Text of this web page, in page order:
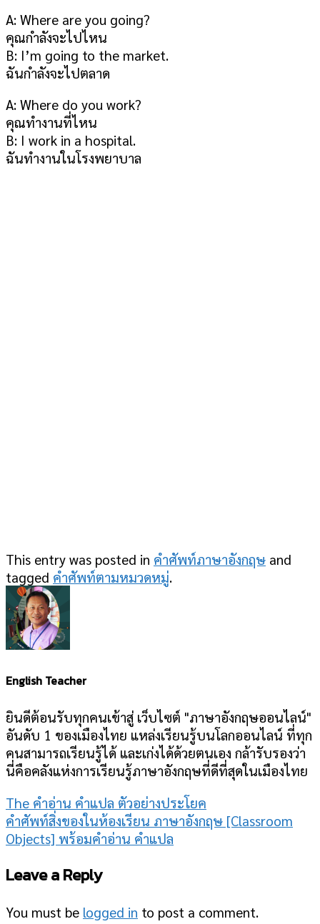
A: Where are you going?
คุณกำลังจะไปไหน
B: I’m going to the market.
ฉันกำลังจะไปตลาด
A: Where do you work?
คุณทำงานที่ไหน
B: I work in a hospital.
ฉันทำงานในโรงพยาบาล
This entry was posted in คำศัพท์ภาษาอังกฤษ and
tagged คำศัพท์ตามหมวดหมู่.
English Teacher
ยินดีต้อนรับทุกคนเข้าสู่ เว็บไซต์ "ภาษาอังกฤษออนไลน์"
อันดับ 1 ของเมืองไทย แหล่งเรียนรู้บนโลกออนไลน์ ที่ทุก
คนสามารถเรียนรู้ได้ และเก่งได้ด้วยตนเอง กล้ารับรองว่า
นี่คือคลังแห่งการเรียนรู้ภาษาอังกฤษที่ดีที่สุดในเมืองไทย
The คำอ่าน คำแปล ตัวอย่างประโยค
คำศัพท์สิ่งของในห้องเรียน ภาษาอังกฤษ [Classroom
Objects] พร้อมคำอ่าน คำแปล
Leave a Reply
You must be logged in to post a comment.